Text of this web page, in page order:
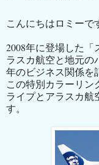
こんにちはロミーで
2008年に登場した「
ラスカ航空と地元の
年のビジネス関係を
この特別カラーリン
ライプとアラスカ航
す。